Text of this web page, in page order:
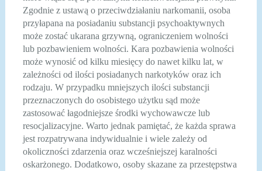
Zgodnie z ustawą o przeciwdziałaniu narkomanii, osoba
przyłapana na posiadaniu substancji psychoaktywnych
może zostać ukarana grzywną, ograniczeniem wolności
lub pozbawieniem wolności. Kara pozbawienia wolności
może wynosić od kilku miesięcy do nawet kilku lat, w
zależności od ilości posiadanych narkotyków oraz ich
rodzaju. W przypadku mniejszych ilości substancji
przeznaczonych do osobistego użytku sąd może
zastosować łagodniejsze środki wychowawcze lub
resocjalizacyjne. Warto jednak pamiętać, że każda sprawa
jest rozpatrywana indywidualnie i wiele zależy od
okoliczności zdarzenia oraz wcześniejszej karalności
oskarżonego. Dodatkowo, osoby skazane za przestępstwa